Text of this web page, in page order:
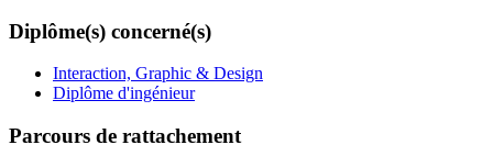
Diplôme(s) concerné(s)
Interaction, Graphic & Design
Diplôme d'ingénieur
Parcours de rattachement